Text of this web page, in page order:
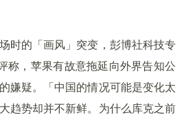
时的「画风」突变，彭博社科技专
称，苹果有故意拖延向外界告知公
嫌疑。「中国的情况可能是变化太
趋势却并不新鲜。为什么库克之前